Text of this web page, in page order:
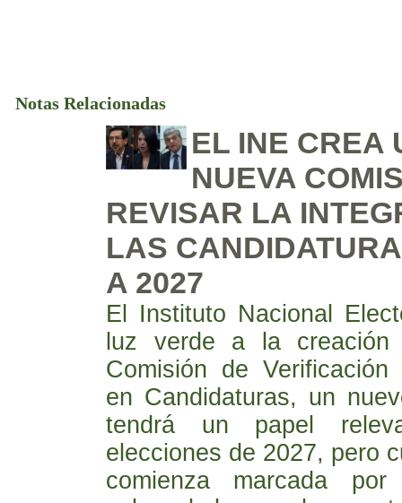
Notas Relacionadas
EL INE CREA
NUEVA
REVISAR LA
LAS
A 2027
El Instituto Nacional
luz verde a la
Comisión de Verificación
en Candidaturas, un
tendrá un papel
elecciones de 2027, pero
comienza marcada por